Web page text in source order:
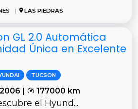
| LAS PIEDRAS
GL 2.0 Automática
Única en Excelente
TUCSON
2006 | 177000 km
el Hyund...